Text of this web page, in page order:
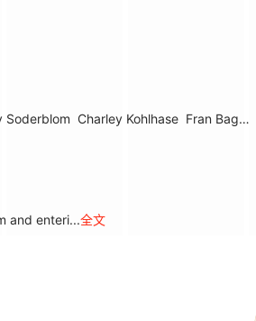
Soderblom Charley Kohlhase Fran Bagenal
and enteri...全文